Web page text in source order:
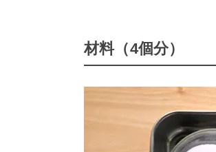
材料（4個分）